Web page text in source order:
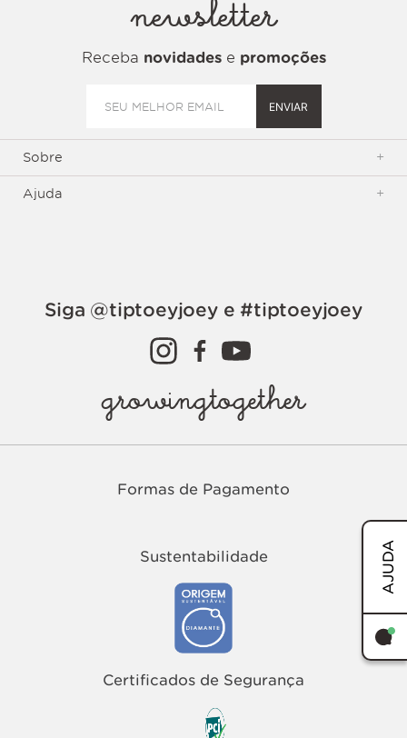
AJUDA
newsletter
Receba novidadese promoções
ENVIAR
Sobre +
Ajuda +
Siga @tiptoeyjoey e #tiptoeyjoey
growingtogether
Formas de Pagamento
Sustentabilidade
Certificados de Segurança
TERMOS MAIS BUSCADOS